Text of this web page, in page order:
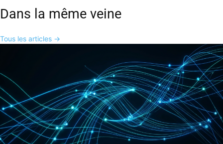
Dans la même veine
Tous les articles →